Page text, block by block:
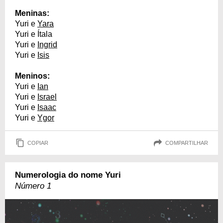
Meninas:
Yuri e Yara
Yuri e Ítala
Yuri e Ingrid
Yuri e Isis
Meninos:
Yuri e Ian
Yuri e Israel
Yuri e Isaac
Yuri e Ygor
COPIAR COMPARTILHAR
Numerologia do nome Yuri
Número 1